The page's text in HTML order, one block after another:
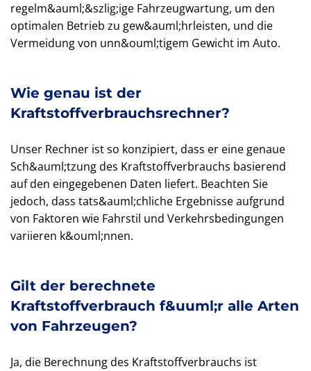
regelm&auml;&szlig;ige Fahrzeugwartung, um den
optimalen Betrieb zu gew&auml;hrleisten, und die
Vermeidung von unn&ouml;tigem Gewicht im Auto.
Wie genau ist der
Kraftstoffverbrauchsrechner?
Unser Rechner ist so konzipiert, dass er eine genaue
Sch&auml;tzung des Kraftstoffverbrauchs basierend
auf den eingegebenen Daten liefert. Beachten Sie
jedoch, dass tats&auml;chliche Ergebnisse aufgrund
von Faktoren wie Fahrstil und Verkehrsbedingungen
variieren k&ouml;nnen.
Gilt der berechnete
Kraftstoffverbrauch f&uuml;r alle Arten
von Fahrzeugen?
Ja, die Berechnung des Kraftstoffverbrauchs ist